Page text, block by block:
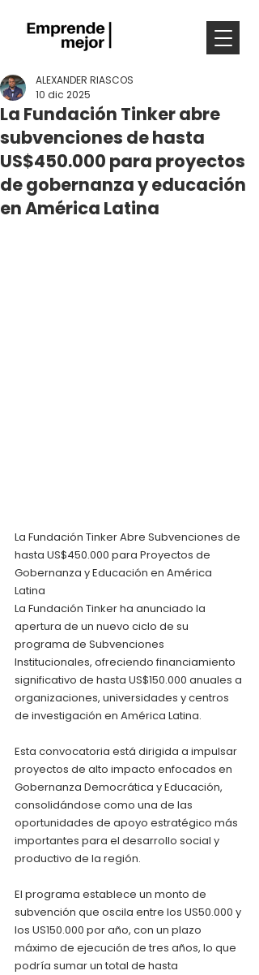
La Fundación Tinker abre
subvenciones de hasta
US$450.000 para proyectos
de gobernanza y educación
en América Latina
ALEXANDER RIASCOS
10 dic 2025
La Fundación Tinker Abre Subvenciones de
hasta US$450.000 para Proyectos de
Gobernanza y Educación en América
Latina
La Fundación Tinker ha anunciado la
apertura de un nuevo ciclo de su
programa de Subvenciones
Institucionales, ofreciendo financiamiento
significativo de hasta US$150.000 anuales a
organizaciones, universidades y centros
de investigación en América Latina.
Esta convocatoria está dirigida a impulsar
proyectos de alto impacto enfocados en
Gobernanza Democrática y Educación,
consolidándose como una de las
oportunidades de apoyo estratégico más
importantes para el desarrollo social y
productivo de la región.
El programa establece un monto de
subvención que oscila entre los US50.000 y
los US150.000 por año, con un plazo
máximo de ejecución de tres años, lo que
podría sumar un total de hasta